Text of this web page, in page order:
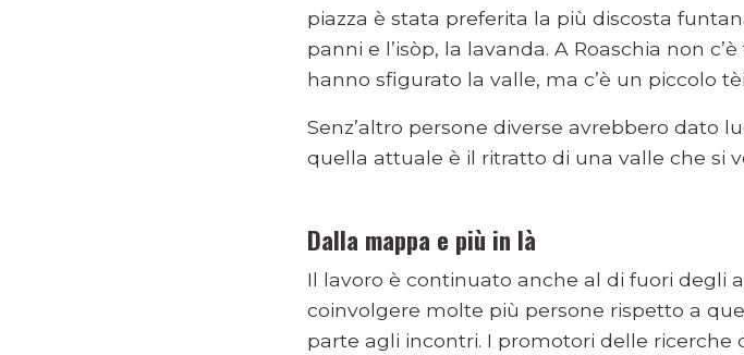
piazza è stata preferita la più discosta
panni e l’isòp, la lavanda. A Roaschia non
hanno sfigurato la valle, ma c’è un piccolo
Senz’altro persone diverse avrebbero dato
quella attuale è il ritratto di una valle che si
Dalla mappa e più in là
Il lavoro è continuato anche al di fuori degli
coinvolgere molte più persone rispetto a
parte agli incontri. I promotori delle ricerche